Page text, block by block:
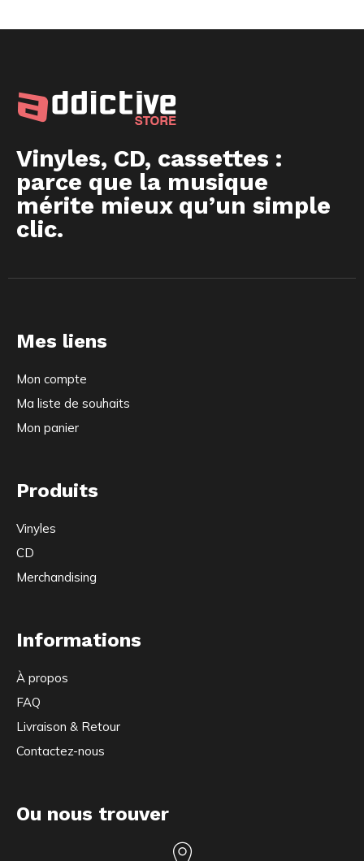
Vinyles, CD, cassettes :
parce que la musique
mérite mieux qu’un simple
clic.
Mes liens
Mon compte
Ma liste de souhaits
Mon panier
Produits
Vinyles
CD
Merchandising
Informations
À propos
FAQ
Livraison & Retour
Contactez-nous
Ou nous trouver